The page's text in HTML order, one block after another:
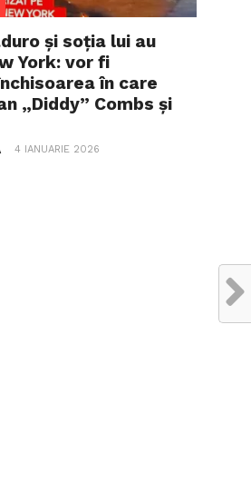
și soția lui au
York: vor fi
în care
„Diddy” Combs și
4 IANUARIE 2026